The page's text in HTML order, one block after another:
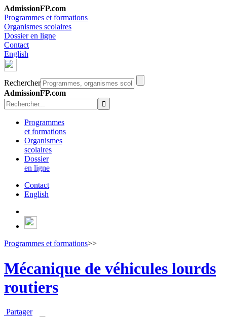
AdmissionFP.com
Programmes et formations
Organismes scolaires
Dossier en ligne
Contact
English
Rechercher
AdmissionFP.com
Programmes
et formations
Organismes
scolaires
Dossier
en ligne
Contact
English
Programmes et formations>>
Mécanique de véhicules lourds
routiers
Partager